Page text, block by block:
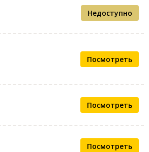
Недоступно
Посмотреть
Посмотреть
Посмотреть